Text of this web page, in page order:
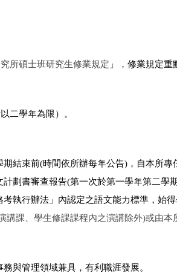
所碩士班研究生修業規定 」， 修業規定重
二學年為限）。
結束前(時間依所辦每年公告)，自本所
劃書審查報告(第一次於第一學年第二學
執行辦法」內認定之語文能力標準，始得
講課、學生修課課程內之演講除外)或由
與管理領域兼具，有利職涯發展。